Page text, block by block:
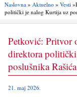
Naslovna» Aktuelno» Vesti
politički je nalog Kurtija uz
Petković: Pritvor
direktora
poslušnika Rašića
21. maj 2026.